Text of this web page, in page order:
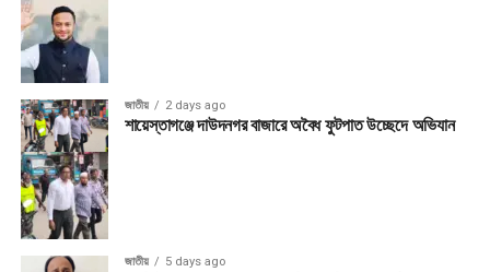
জাতীয় 2 days ago
শায়েস্তাগঞ্জে দাউদনগর বাজারে অবৈধ ফুটপাত উচ্ছেদে অভিযান
জাতীয় 5 days ago